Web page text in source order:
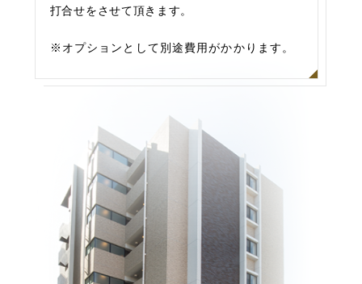
打合せをさせて頂きます。
※オプションとして別途費用がかかります。